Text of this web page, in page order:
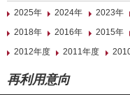
2025年
2024年 2023年
2018年
2016年 2015年
2012年度
2011年度
再利用意向